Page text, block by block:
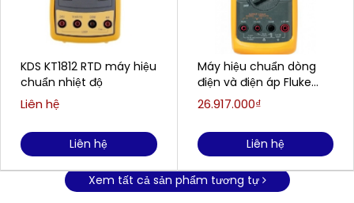
KDS KT1812 RTD máy hiệu
chuẩn nhiệt độ
Liên hệ
Liên hệ
Máy hiệu chuẩn dòng
điện và điện áp Fluke
787 ProcessMeter
26.917.000₫
Liên hệ
Xem tất cả sản phẩm tương tự